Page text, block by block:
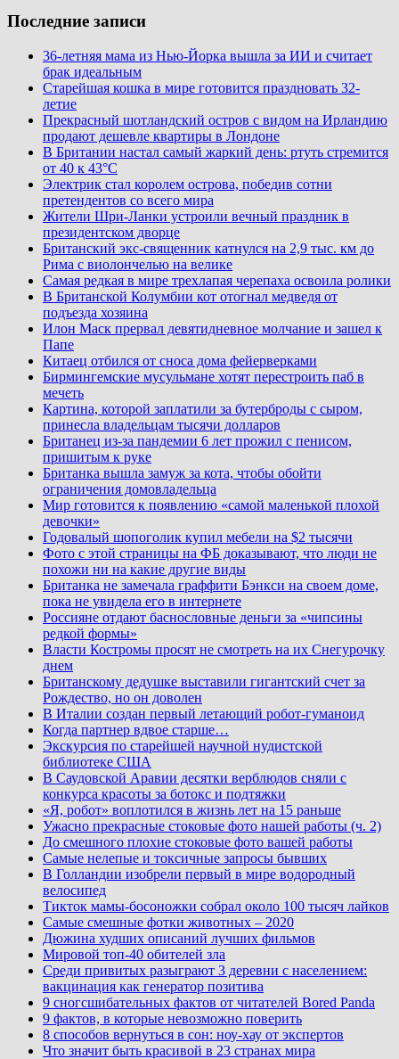
Последние записи
36-летняя мама из Нью-Йорка вышла за ИИ и считает
брак идеальным
Старейшая кошка в мире готовится праздновать 32-
летие
Прекрасный шотландский остров с видом на Ирландию
продают дешевле квартиры в Лондоне
В Британии настал самый жаркий день: ртуть стремится
от 40 к 43°C
Электрик стал королем острова, победив сотни
претендентов со всего мира
Жители Шри-Ланки устроили вечный праздник в
президентском дворце
Британский экс-священник катнулся на 2,9 тыс. км до
Рима с виолончелью на велике
Самая редкая в мире трехлапая черепаха освоила ролики
В Британской Колумбии кот отогнал медведя от
подъезда хозяина
Илон Маск прервал девятидневное молчание и зашел к
Папе
Китаец отбился от сноса дома фейерверками
Бирмингемские мусульмане хотят перестроить паб в
мечеть
Картина, которой заплатили за бутерброды с сыром,
принесла владельцам тысячи долларов
Британец из-за пандемии 6 лет прожил с пенисом,
пришитым к руке
Британка вышла замуж за кота, чтобы обойти
ограничения домовладельца
Мир готовится к появлению «самой маленькой плохой
девочки»
Годовалый шопоголик купил мебели на $2 тысячи
Фото с этой страницы на ФБ доказывают, что люди не
похожи ни на какие другие виды
Британка не замечала граффити Бэнкси на своем доме,
пока не увидела его в интернете
Россияне отдают баснословные деньги за «чипсины
редкой формы»
Власти Костромы просят не смотреть на их Снегурочку
днем
Британскому дедушке выставили гигантский счет за
Рождество, но он доволен
В Италии создан первый летающий робот-гуманоид
Когда партнер вдвое старше…
Экскурсия по старейшей научной нудистской
библиотеке США
В Саудовской Аравии десятки верблюдов сняли с
конкурса красоты за ботокс и подтяжки
«Я, робот» воплотился в жизнь лет на 15 раньше
Ужасно прекрасные стоковые фото нашей работы (ч. 2)
До смешного плохие стоковые фото вашей работы
Самые нелепые и токсичные запросы бывших
В Голландии изобрели первый в мире водородный
велосипед
Тикток мамы-босоножки собрал около 100 тысяч лайков
Самые смешные фотки животных – 2020
Дюжина худших описаний лучших фильмов
Мировой топ-40 обителей зла
Среди привитых разыграют 3 деревни с населением:
вакцинация как генератор позитива
9 сногсшибательных фактов от читателей Bored Panda
9 фактов, в которые невозможно поверить
8 способов вернуться в сон: ноу-хау от экспертов
Что значит быть красивой в 23 странах мира